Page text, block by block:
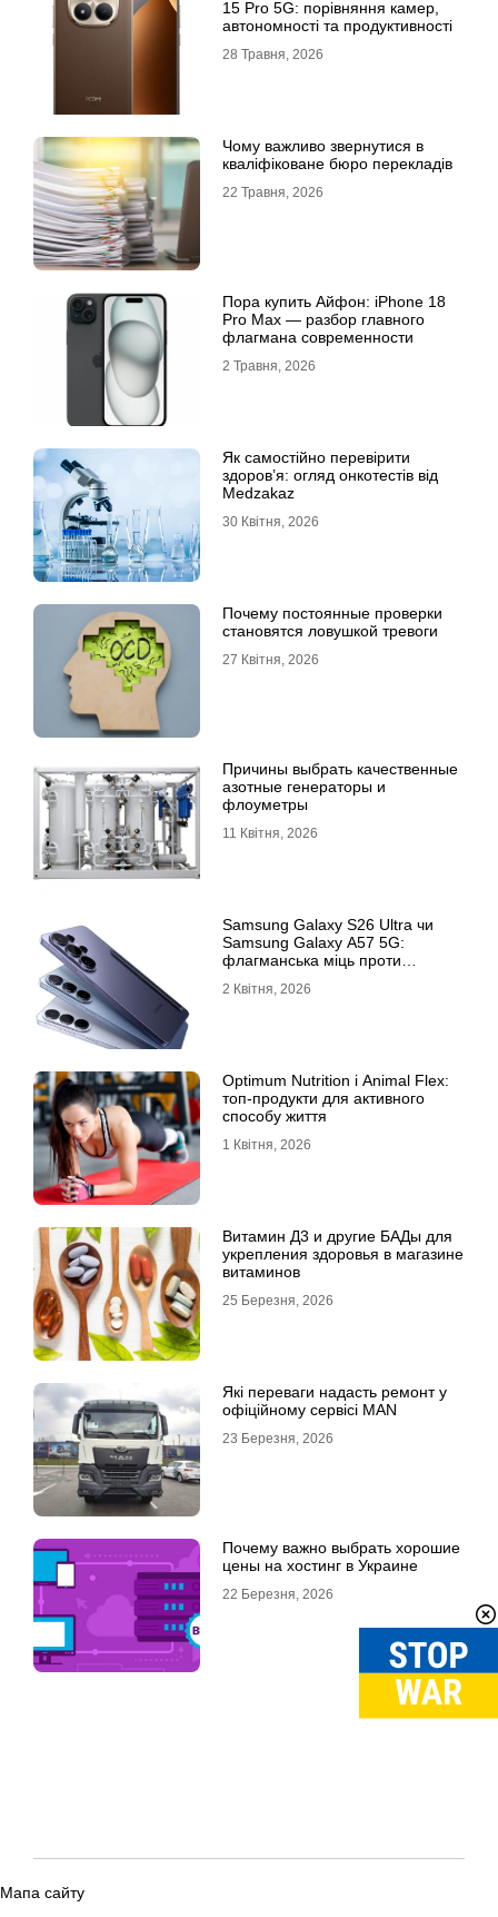
15 Pro 5G: порівняння камер,
автономності та продуктивності
28 Травня, 2026
Чому важливо звернутися в
кваліфіковане бюро перекладів
22 Травня, 2026
Пора купить Айфон: iPhone 18
Pro Max — разбор главного
флагмана современности
2 Травня, 2026
Як самостійно перевірити
здоров’я: огляд онкотестів від
Medzakaz
30 Квітня, 2026
Почему постоянные проверки
становятся ловушкой тревоги
27 Квітня, 2026
Причины выбрать качественные
азотные генераторы и
флоуметры
11 Квітня, 2026
Samsung Galaxy S26 Ultra чи
Samsung Galaxy A57 5G:
флагманська міць проти
2 Квітня, 2026
Optimum Nutrition і Animal Flex:
топ-продукти для активного
способу життя
1 Квітня, 2026
Витамин Д3 и другие БАДы для
укрепления здоровья в магазине
витаминов
25 Березня, 2026
Які переваги надасть ремонт у
офіційному сервісі MAN
23 Березня, 2026
Почему важно выбрать хорошие
цены на хостинг в Украине
22 Березня, 2026
Мапа сайту